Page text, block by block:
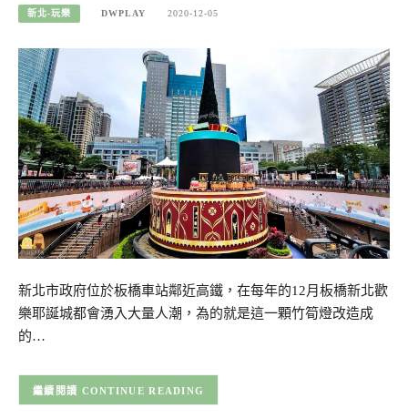
新北-玩樂 DWPLAY 2020-12-05
新北市政府位於板橋車站鄰近高鐵，在每年的12月板橋新北歡
樂耶誕城都會湧入大量人潮，為的就是這一顆竹筍燈改造成
的…
CONTINUE READING